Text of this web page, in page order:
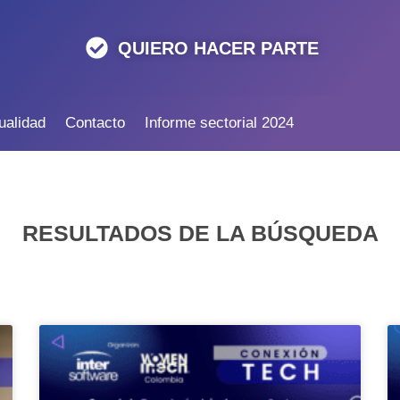
QUIERO HACER PARTE
Contacto Informe sectorial 2024
RESULTADOS DE LA BÚSQUEDA